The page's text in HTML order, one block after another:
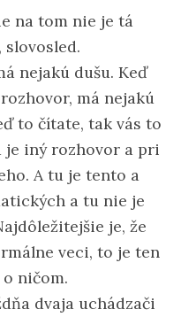
na tom nie je tá
nejakú dušu. Keď
má nejakú
to čítate, tak vás to
je iný rozhovor a pri
A tu je tento a
a tu nie je
je, že
veci, to je ten
ničom.
dvaja uchádzači